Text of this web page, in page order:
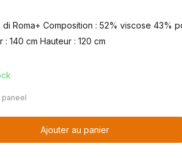
di Roma+ Composition : 52% viscose 43%
140 cm Hauteur : 120 cm
paneel
Ajouter au panier